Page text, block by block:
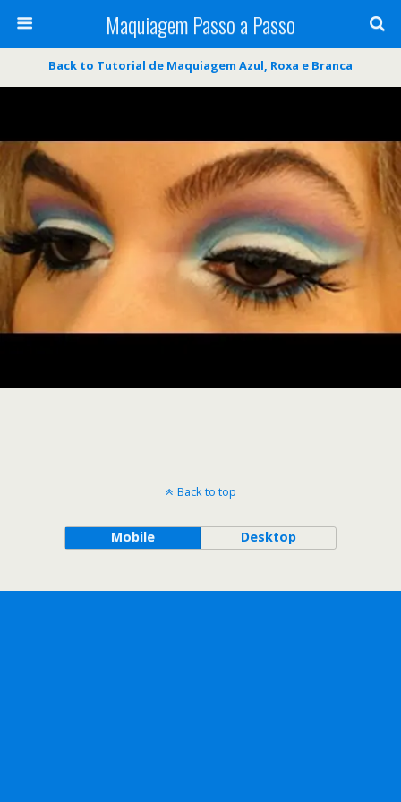
Maquiagem Passo a Passo
Back to Tutorial de Maquiagem Azul, Roxa e Branca
Back to top
Mobile Desktop